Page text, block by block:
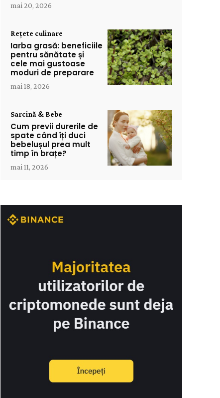
mai 20, 2026
Rețete culinare
Iarba grasă: beneficiile
pentru sănătate și
cele mai gustoase
moduri de preparare
mai 18, 2026
Sarcină & Bebe
Cum previi durerile de
spate când îți duci
bebelușul prea mult
timp în brațe?
mai 11, 2026